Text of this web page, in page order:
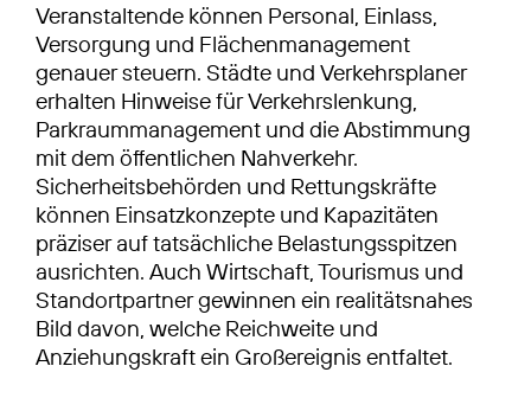
Veranstaltende können Personal, Einlass,
Versorgung und Flächenmanagement
genauer steuern. Städte und Verkehrsplaner
erhalten Hinweise für Verkehrslenkung,
Parkraummanagement und die Abstimmung
mit dem öffentlichen Nahverkehr.
Sicherheitsbehörden und Rettungskräfte
können Einsatzkonzepte und Kapazitäten
präziser auf tatsächliche Belastungsspitzen
ausrichten. Auch Wirtschaft, Tourismus und
Standortpartner gewinnen ein realitätsnahes
Bild davon, welche Reichweite und
Anziehungskraft ein Großereignis entfaltet.